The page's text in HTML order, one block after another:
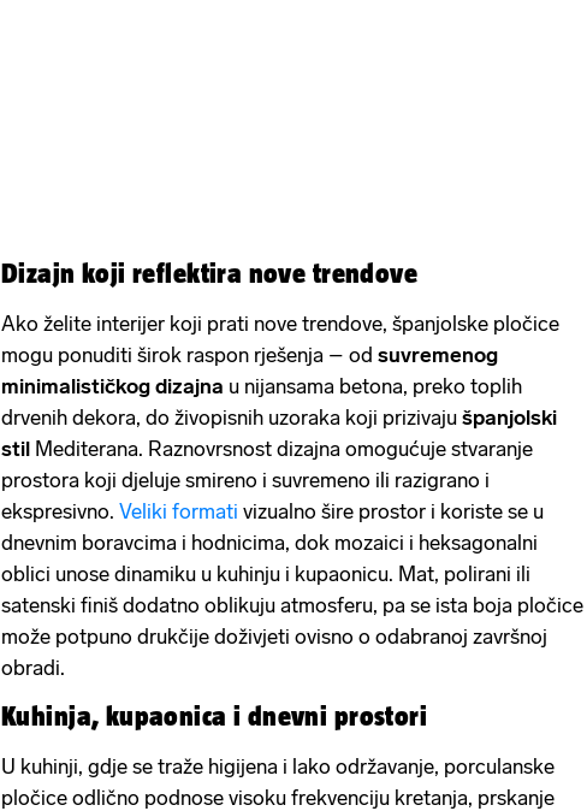
Dizajn koji reflektira nove trendove
Ako želite interijer koji prati nove trendove, španjolske pločice
mogu ponuditi širok raspon rješenja – od suvremenog
minimalističkog dizajna u nijansama betona, preko toplih
drvenih dekora, do živopisnih uzoraka koji prizivaju španjolski
stil Mediterana. Raznovrsnost dizajna omogućuje stvaranje
prostora koji djeluje smireno i suvremeno ili razigrano i
ekspresivno. Veliki formati vizualno šire prostor i koriste se u
dnevnim boravcima i hodnicima, dok mozaici i heksagonalni
oblici unose dinamiku u kuhinju i kupaonicu. Mat, polirani ili
satenski finiš dodatno oblikuju atmosferu, pa se ista boja pločice
može potpuno drukčije doživjeti ovisno o odabranoj završnoj
obradi.
Kuhinja, kupaonica i dnevni prostori
U kuhinji, gdje se traže higijena i lako održavanje, porculanske
pločice odlično podnose visoku frekvenciju kretanja, prskanje